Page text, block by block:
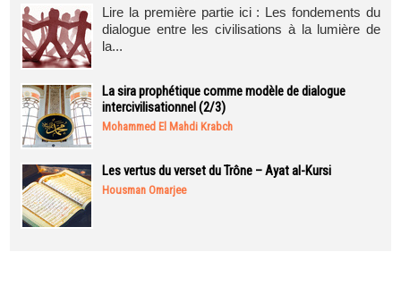
Lire la première partie ici : Les fondements du
dialogue entre les civilisations à la lumière de
la...
La sira prophétique comme modèle de dialogue
intercivilisationnel (2/3)
Mohammed El Mahdi Krabch
Les vertus du verset du Trône – Ayat al-Kursi
Housman Omarjee